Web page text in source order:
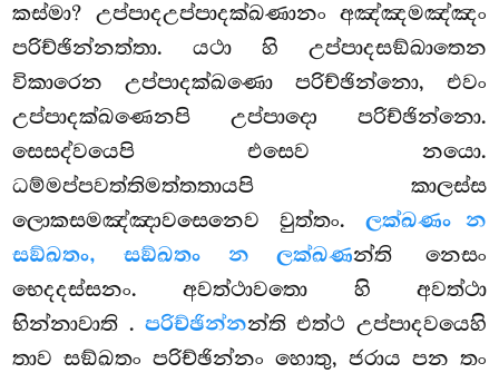
කස්මා? උප්පාදඋප්පාදක්ඛණානං අඤ්ඤමඤ්ඤං
පරිච්ඡින්නත්තා. යථා හි උප්පාදසඞ්ඛාතෙන
විකාරෙන උප්පාදක්ඛණො පරිච්ඡින්නො, එවං
උප්පාදක්ඛණෙනපි උප්පාදො පරිච්ඡින්නො.
සෙසද්වයෙපි එසෙව නයො.
ධම්මප්පවත්තිමත්තතායපි කාලස්ස
ලොකසමඤ්ඤාවසෙනෙව වුත්තං. ලක්ඛණං න
සඞ්ඛතං, සඞ්ඛතං න ලක්ඛණන්ති නෙසං
භෙදදස්සනං. අවත්ථාවතො හි අවත්ථා
භින්නාවාති .පරිච්ඡින්නන්ති එත්ථ උප්පාදවයෙහි
තාව සඞ්ඛතං පරිච්ඡින්නං හොතු, ජරාය පන තං